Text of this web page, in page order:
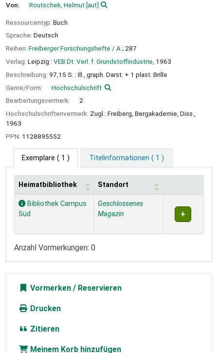
Von: Routschek, Helmut[aut]
Ressourcentyp: Buch
Sprache: Deutsch
Reihen: Freiberger Forschungshefte / A ; 287
Verlag: Leipzig : VEB Dt. Verl. f. Grundstoffindustrie, 1963
Beschreibung: 97,15 S. : Ill., graph. Darst. + 1 plast. Brille
Genre/Form:
Hochschulschrift
Bearbeitungsvermerk:
2
Hochschulschriftenvermerk: Zugl.: Freiberg, Bergakademie, Diss.,
1963
PPN: 1128895552
Exemplare ( 1 ) Titelinformationen ( 1 )
Exemplare
Heimatbibliothek Standort
Bibliothek Campus
Süd
Geschlossenes
Magazin
Anzahl Vormerkungen: 0
Vormerken
Drucken
Zitieren
Meinem Korb hinzufügen